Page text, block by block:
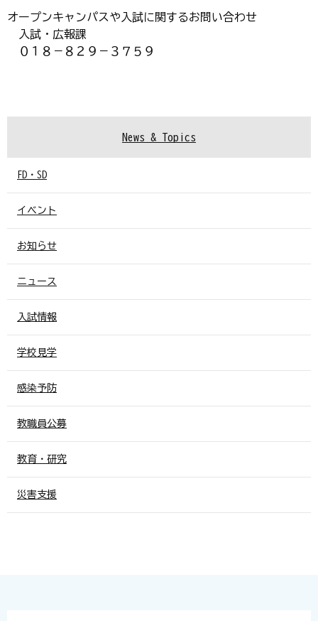
オープンキャンパスや入試に関するお問い合わせ
入試・広報課
０１８－８２９－３７５９
News & Topics
FD・SD
イベント
お知らせ
ニュース
入試情報
学校見学
感染予防
教職員公募
教育・研究
災害支援